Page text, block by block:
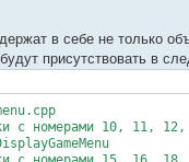
в себе не только
присутствовать в
с номерами 10, 11,